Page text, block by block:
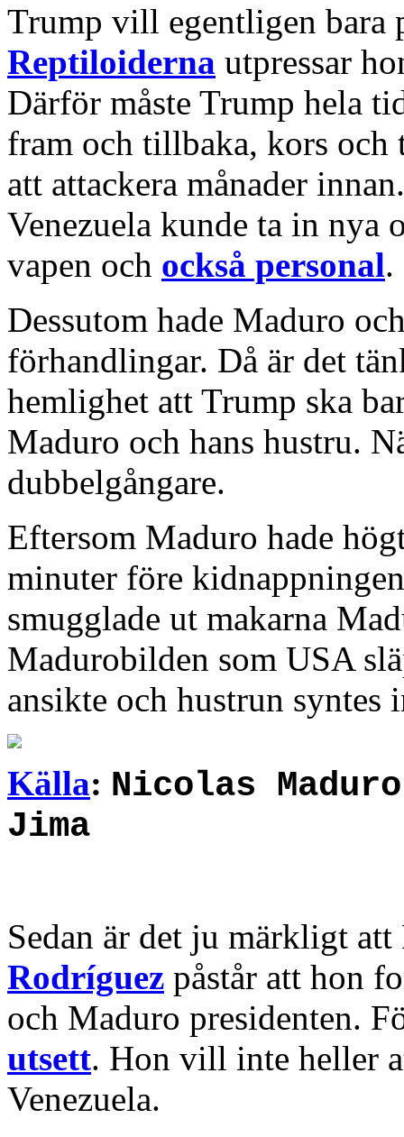
Trump vill egentligen bara
Reptiloiderna utpressar
Därför måste Trump hela
fram och tillbaka, kors och
att attackera månader
Venezuela kunde ta in nya
vapen och också personal.
Dessutom hade Maduro
förhandlingar. Då är det
hemlighet att Trump ska
Maduro och hans hustru.
dubbelgångare.
Eftersom Maduro hade
minuter före
smugglade ut makarna
Madurobilden som USA
ansikte och hustrun syntes
Källa: Nicolas
Jima
Sedan är det ju märkligt
Rodríguez påstår att hon
och Maduro presidenten.
utsett. Hon vill inte heller
Venezuela.